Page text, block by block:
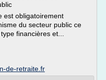
est obligatoirement
du secteur public ce
financières et...
de-retraite.fr